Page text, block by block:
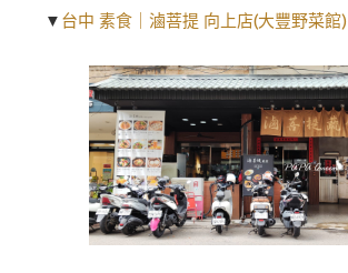
▼ 台中 素食｜滷菩提 向上店(大豐野菜館)